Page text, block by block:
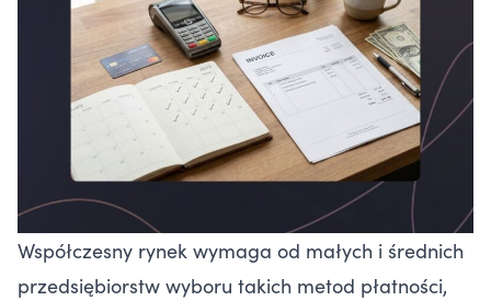
Współczesny rynek wymaga od małych i średnich
przedsiębiorstw wyboru takich metod płatności,